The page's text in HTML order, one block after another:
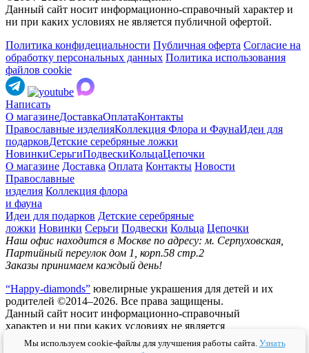
Данный сайт носит информационно-справочный характер и
ни при каких условиях не является публичной офертой.
Политика конфидециальности Публичная оферта Согласие на
обработку персональных данных Политика использования
файлов cookie
Написать
О магазинеДоставкаОплатаКонтакты
Православные изделияКоллекция Флора и ФаунаИдеи для
подарковДетские серебряные ложки
НовинкиСерьгиПодвескиКольцаЦепочки
О магазине Доставка Оплата Контакты Новости
Православные
изделия Коллекция флора
и фауна
Идеи для подарков Детские серебряные
ложки Новинки Серьги Подвески Кольца Цепочки
Наш офис находится в Москве по адресу: м. Серпуховская,
Партийный переулок дом 1, корп.58 стр.2
Заказы принимаем каждый день!
“Happy-diamonds” ювелирные украшения для детей и их
родителей ©2014–2026. Все права защищены.
Данный сайт носит информационно-справочный
характер и ни при каких условиях не является
публичной офертой.
Мы используем cookie-файлы для улучшения работы сайта. Узнать